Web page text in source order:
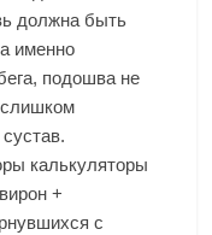
должна быть
именно
подошва не
слишком
калькуляторы
+
с